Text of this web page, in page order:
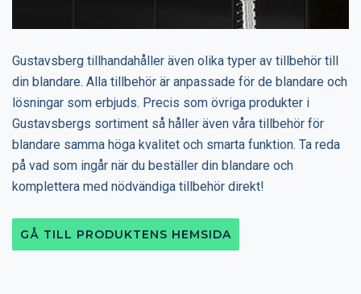
Gustavsberg tillhandahåller även olika typer av tillbehör till
din blandare. Alla tillbehör är anpassade för de blandare och
lösningar som erbjuds. Precis som övriga produkter i
Gustavsbergs sortiment så håller även våra tillbehör för
blandare samma höga kvalitet och smarta funktion. Ta reda
på vad som ingår när du beställer din blandare och
komplettera med nödvändiga tillbehör direkt!
GÅ TILL PRODUKTENS HEMSIDA